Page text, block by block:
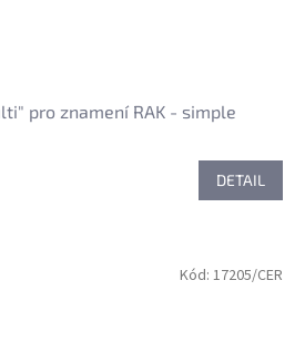
pro znamení RAK - simple
DETAIL
Kód: 17205/CER